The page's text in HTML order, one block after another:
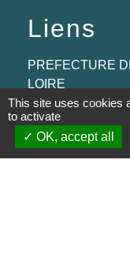
Liens
PREFECTURE
LOIRE
RÉGION
FRANCHE-
This site uses cookies
to activate
OK, accept all